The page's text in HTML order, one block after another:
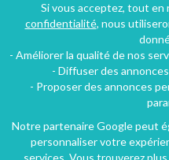
Si vous acceptez, tout
confidentialité, nous
- Améliorer la qualité de nos
- Diffuser des
- Proposer des annonces
Notre partenaire Google peut
personnaliser votre
services. Vous trouverez
Conditions générales